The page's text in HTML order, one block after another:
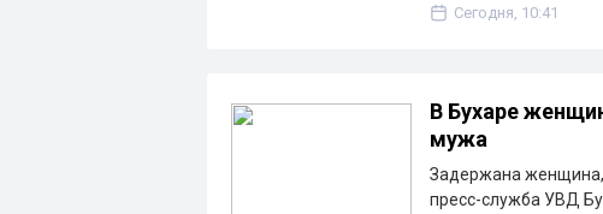
Сегодня, 10:41
В Бухаре
мужа
Задержана женщина,
пресс-служба УВД